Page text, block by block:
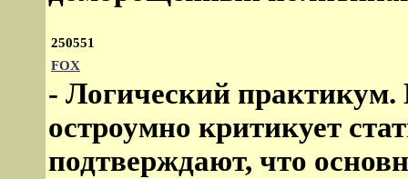
250551
FOX
- Логический
остроумно критикует
подтверждают, что